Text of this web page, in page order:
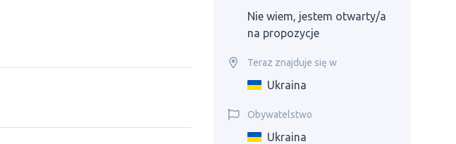
Nie wiem, jestem otwarty/a
na propozycje
Teraz znajduje się w
Ukraina
Obywatelstwo
Ukraina